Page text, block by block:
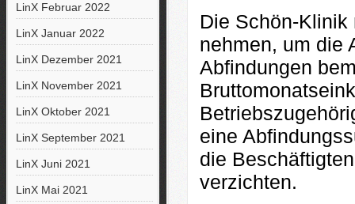
LinX Februar 2022
LinX Januar 2022
LinX Dezember 2021
LinX November 2021
LinX Oktober 2021
LinX September 2021
LinX Juni 2021
LinX Mai 2021
Die Schön-
nehmen, um die
Abfindungen
eine
die
verzichten.